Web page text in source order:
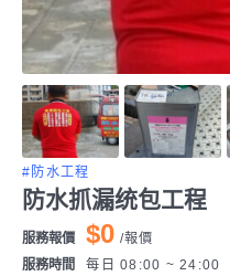
#防水工程
防水抓漏统包工程
服務報價 $0 /報價
服務時間
每日 08:00 ~ 24:00